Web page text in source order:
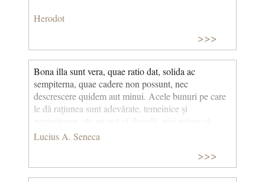
Herodot
>>>
Bona illa sunt vera, quae ratio dat, solida ac
sempiterna, quae cadere non possunt, nec
descrescere quidem aut minui. Acele bunuri pe care
le dă raţiunea sunt adevărate, temeinice şi
descrească sau să se micşoreze. (Seneca)
Lucius A. Seneca
>>>